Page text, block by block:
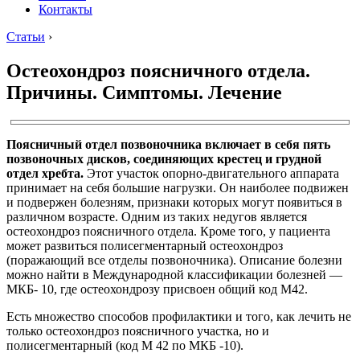
Контакты
Статьи ›
Остеохондроз поясничного отдела.
Причины. Симптомы. Лечение
Поясничный отдел позвоночника включает в себя пять
позвоночных дисков, соединяющих крестец и грудной
отдел хребта. Этот участок опорно-двигательного аппарата
принимает на себя большие нагрузки. Он наиболее подвижен
и подвержен болезням, признаки которых могут появиться в
различном возрасте. Одним из таких недугов является
остеохондроз поясничного отдела. Кроме того, у пациента
может развиться полисегментарный остеохондроз
(поражающий все отделы позвоночника). Описание болезни
можно найти в Международной классификации болезней —
МКБ- 10, где остеохондрозу присвоен общий код М42.
Есть множество способов профилактики и того, как лечить не
только остеохондроз поясничного участка, но и
полисегментарный (код М 42 по МКБ -10).